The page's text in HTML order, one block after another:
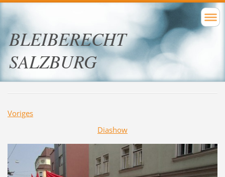
BLEIBERECHT
SALZBURG
Voriges
Diashow